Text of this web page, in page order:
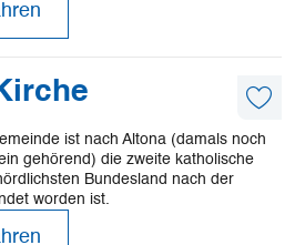
ist nach Altona (damals noch
gehörend) die zweite katholische
Bundesland nach der
worden ist.